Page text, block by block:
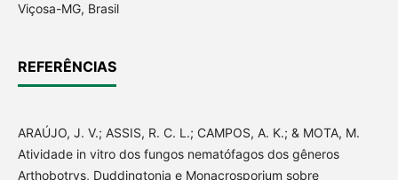
Viçosa-MG, Brasil
REFERÊNCIAS
ARAÚJO, J. V.; ASSIS, R. C. L.; CAMPOS, A. K.; & MOTA, M.
Atividade in vitro dos fungos nematófagos dos gêneros
Arthobotrys, Duddingtonia e Monacrosporium sobre